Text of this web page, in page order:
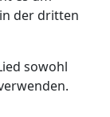
der dritten
sowohl